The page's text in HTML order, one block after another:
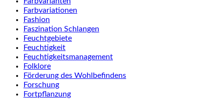
Farbvariationen
Fashion
Faszination Schlangen
Feuchtgebiete
Feuchtigkeit
Feuchtigkeitsmanagement
Folklore
Förderung des Wohlbefindens
Forschung
Fortpflanzung